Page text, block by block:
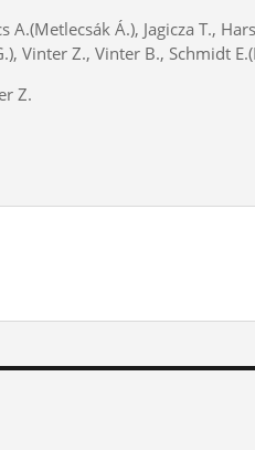
Á.), Jagicza T.,
Vinter Z., Vinter B., Schmidt
Z.